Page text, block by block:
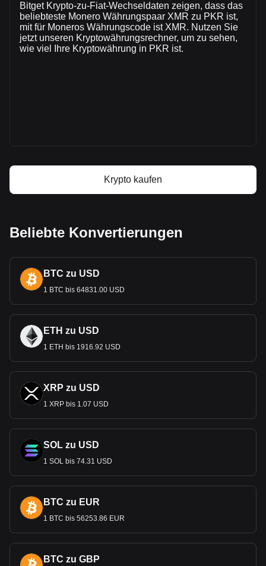
Handelsvolumen von Monero hat sich in den letzten 24
Stunden um +3.46% (₨825,078,370.95 PKR) verändert.
Am vorherigen Handelstag lag das Handelsvolumen von
XMR bei ₨23,835,173,646.65.
Bitget Krypto-zu-Fiat-Wechseldaten zeigen, dass das
beliebteste Monero Währungspaar XMR zu PKR ist,
mit für Moneros Währungscode ist XMR. Nutzen Sie
jetzt unseren Kryptowährungsrechner, um zu sehen,
wie viel Ihre Kryptowährung in PKR ist.
Krypto kaufen
Beliebte Konvertierungen
BTC zu USD
1 BTC bis 64831.00 USD
ETH zu USD
1 ETH bis 1916.92 USD
XRP zu USD
1 XRP bis 1.07 USD
SOL zu USD
1 SOL bis 74.31 USD
BTC zu EUR
1 BTC bis 56253.86 EUR
BTC zu GBP